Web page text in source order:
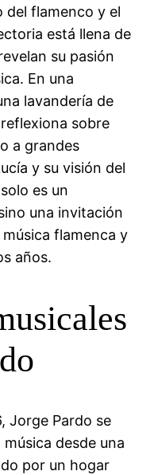
del flamenco y el
está llena de
su pasión
En una
lavandería de
sobre
a grandes
y su visión del
es un
una invitación
flamenca y
años.
Jorge Pardo se
desde una
por un hogar